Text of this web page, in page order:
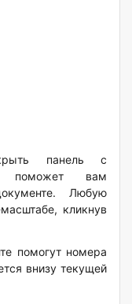
панель с
поможет вам
Любую
кликнув
помогут номера
внизу текущей